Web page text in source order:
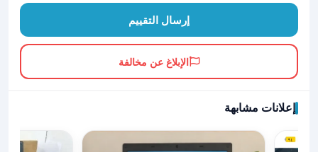
إرسال التقييم
الإبلاغ عن مخالفة
إعلانات مشابهة